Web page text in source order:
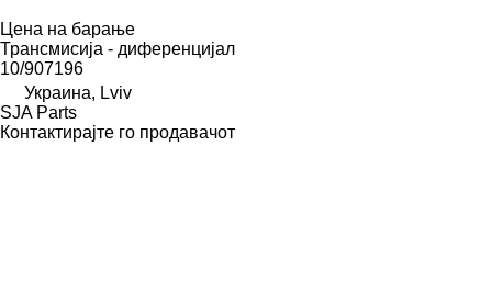
Цена на барање
Трансмисија - диференцијал
10/907196
Украина, Lviv
SJA Parts
Контактирајте го продавачот